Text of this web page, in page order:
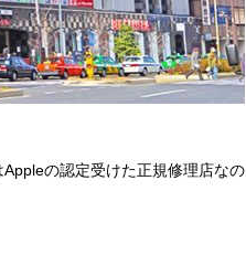
の認定受けた正規修理店なの